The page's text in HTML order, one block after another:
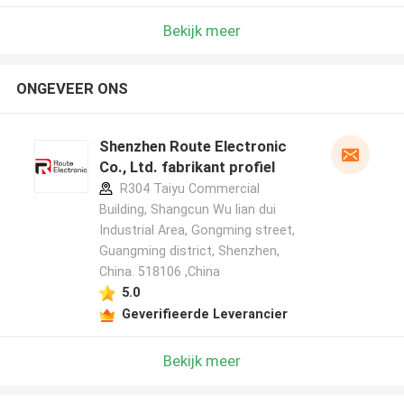
Bekijk meer
ONGEVEER ONS
Shenzhen Route Electronic
Co., Ltd. fabrikant profiel
R304 Taiyu Commercial
Building, Shangcun Wu lian dui
Industrial Area, Gongming street,
Guangming district, Shenzhen,
China. 518106 ,China
5.0
Geverifieerde Leverancier
Bekijk meer